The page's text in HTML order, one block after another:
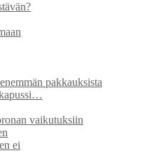
pakkauksista
vaikutuksiin
ei